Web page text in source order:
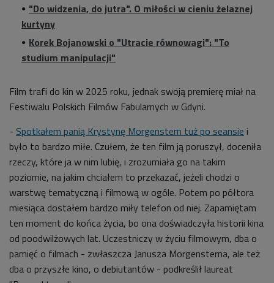
"Do widzenia, do jutra". O miłości w cieniu żelaznej
kurtyny
Korek Bojanowski o "Utracie równowagi": "To
studium manipulacji"
Film trafi do kin w 2025 roku, jednak swoją premierę miał na
Festiwalu Polskich Filmów Fabularnych w Gdyni.
- Spotkałem panią Krystynę Morgenstern tuż po seansie i
było to bardzo miłe. Czułem, że ten film ją poruszył, doceniła
rzeczy, które ja w nim lubię, i zrozumiała go na takim
poziomie, na jakim chciałem to przekazać, jeżeli chodzi o
warstwę tematyczną i filmową w ogóle. Potem po półtora
miesiąca dostałem bardzo miły telefon od niej. Zapamiętam
ten moment do końca życia, bo ona doświadczyła historii kina
od poodwilżowych lat. Uczestniczy w życiu filmowym, dba o
pamięć o filmach - zwłaszcza Janusza Morgensterna, ale też
dba o przyszłe kino, o debiutantów - podkreślił laureat